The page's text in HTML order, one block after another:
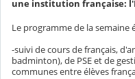
une institution française:
Le programme de la semaine
-suivi de cours de français,
badminton), de PSE et de
communes entre élèves